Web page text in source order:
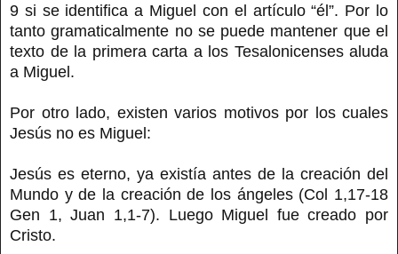
9 si se identifica a Miguel con el artículo “él”. Por lo
tanto gramaticalmente no se puede mantener que el
texto de la primera carta a los Tesalonicenses aluda
a Miguel.
Por otro lado, existen varios motivos por los cuales
Jesús no es Miguel:
Jesús es eterno, ya existía antes de la creación del
Mundo y de la creación de los ángeles (Col 1,17-18
Gen 1, Juan 1,1-7). Luego Miguel fue creado por
Cristo.